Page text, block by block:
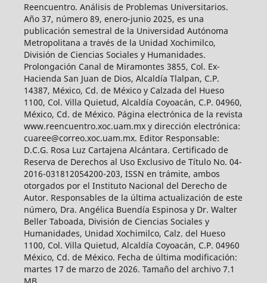
Reencuentro. Análisis de Problemas Universitarios.
Año 37, número 89, enero-junio 2025, es una
publicación semestral de la Universidad Autónoma
Metropolitana a través de la Unidad Xochimilco,
División de Ciencias Sociales y Humanidades.
Prolongación Canal de Miramontes 3855, Col. Ex-
Hacienda San Juan de Dios, Alcaldía Tlalpan, C.P.
14387, México, Cd. de México y Calzada del Hueso
1100, Col. Villa Quietud, Alcaldía Coyoacán, C.P. 04960,
México, Cd. de México. Página electrónica de la revista
www.reencuentro.xoc.uam.mx y dirección electrónica:
cuaree@correo.xoc.uam.mx. Editor Responsable:
D.C.G. Rosa Luz Cartajena Alcántara. Certificado de
Reserva de Derechos al Uso Exclusivo de Título No. 04-
2016-031812054200-203, ISSN en trámite, ambos
otorgados por el Instituto Nacional del Derecho de
Autor. Responsables de la última actualización de este
número, Dra. Angélica Buendía Espinosa y Dr. Walter
Beller Taboada, División de Ciencias Sociales y
Humanidades, Unidad Xochimilco, Calz. del Hueso
1100, Col. Villa Quietud, Alcaldía Coyoacán, C.P. 04960
México, Cd. de México. Fecha de última modificación:
martes 17 de marzo de 2026. Tamaño del archivo 7.1
MB.